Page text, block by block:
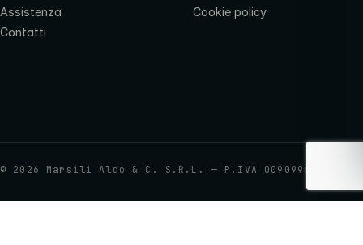
Assistenza
Contatti
Cookie policy
© 2026 Marsili Aldo & C. S.R.L. — P.IVA 00909960437